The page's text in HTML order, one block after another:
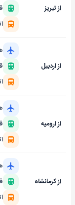
از تبریز
از اردبیل
از ارومیه
از کرمانشاه